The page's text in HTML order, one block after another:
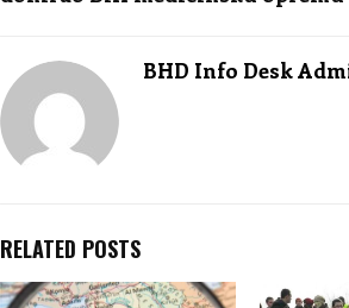
BHD Info Desk
RELATED POSTS